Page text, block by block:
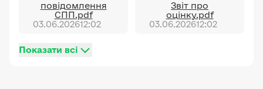
повідомлення
СПП.pdf
03.06.202612:02
Звіт про
оцінку.pdf
03.06.202612:02
Показати всі